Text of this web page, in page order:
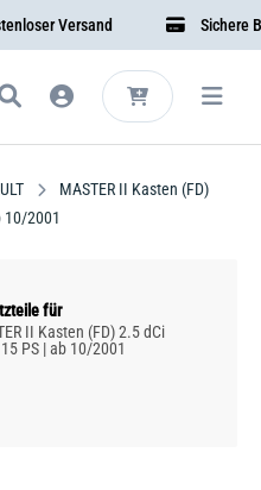
Versand Sichere
MASTER II Kasten (FD)
10/2001
für
II Kasten (FD) 2.5 dCi
PS | ab 10/2001